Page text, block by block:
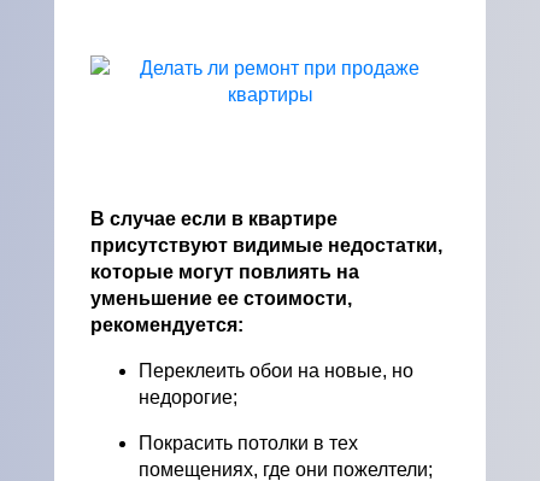
В случае если в квартире
присутствуют видимые недостатки,
которые могут повлиять на
уменьшение ее стоимости,
рекомендуется:
Переклеить обои на новые, но
недорогие;
Покрасить потолки в тех
помещениях, где они пожелтели;